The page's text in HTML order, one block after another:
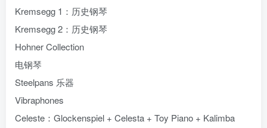
Kremsegg 1：历史钢琴
Kremsegg 2：历史钢琴
Hohner Collection
电钢琴
Steelpans 乐器
Vibraphones
Celeste：Glockenspiel + Celesta + Toy Piano + Kalimba